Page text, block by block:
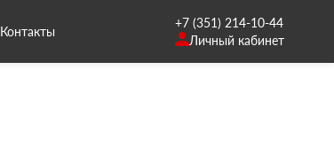
Контакты
+7 (351) 214-10-44
Личный кабинет